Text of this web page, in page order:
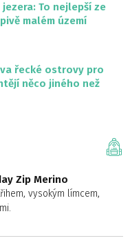
To nejlepší ze
malém území
řecké ostrovy pro
něco jiného než
Zip Merino
vysokým límcem,